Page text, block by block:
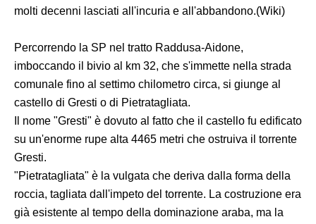
molti decenni lasciati all'incuria e all'abbandono.(Wiki)
Percorrendo la SP nel tratto Raddusa-Aidone,
imboccando il bivio al km 32, che s'immette nella strada
comunale fino al settimo chilometro circa, si giunge al
castello di Gresti o di Pietratagliata.
Il nome "Gresti" è dovuto al fatto che il castello fu edificato
su un'enorme rupe alta 4465 metri che ostruiva il torrente
Gresti.
"Pietratagliata" è la vulgata che deriva dalla forma della
roccia, tagliata dall'impeto del torrente. La costruzione era
già esistente al tempo della dominazione araba, ma la